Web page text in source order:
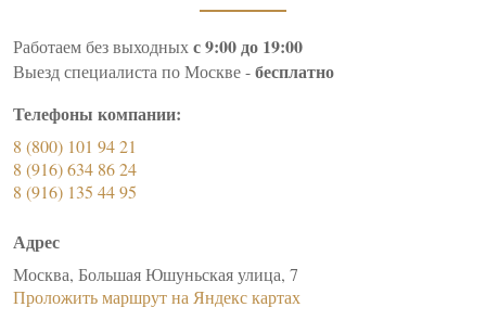
Работаем без выходныхс 9:00 до 19:00
Выезд специалиста по Москве -бесплатно
Телефоны компании:
8 (800) 101 94 21
8 (916) 634 86 24
8 (916) 135 44 95
Адрес
Москва, Большая Юшуньская улица, 7
Проложить маршрут на Яндекс картах